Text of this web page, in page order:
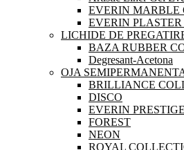
EVERIN MARBLE
EVERIN PLASTER
LICHIDE DE
BAZA RUBBER
Degresant-Acetona
OJA
BRILLIANCE
DISCO
EVERIN
FOREST
NEON
ROYAL